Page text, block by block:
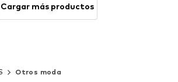
Cargar más productos
Otros moda